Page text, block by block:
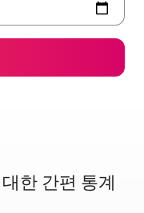
한 간편 통계